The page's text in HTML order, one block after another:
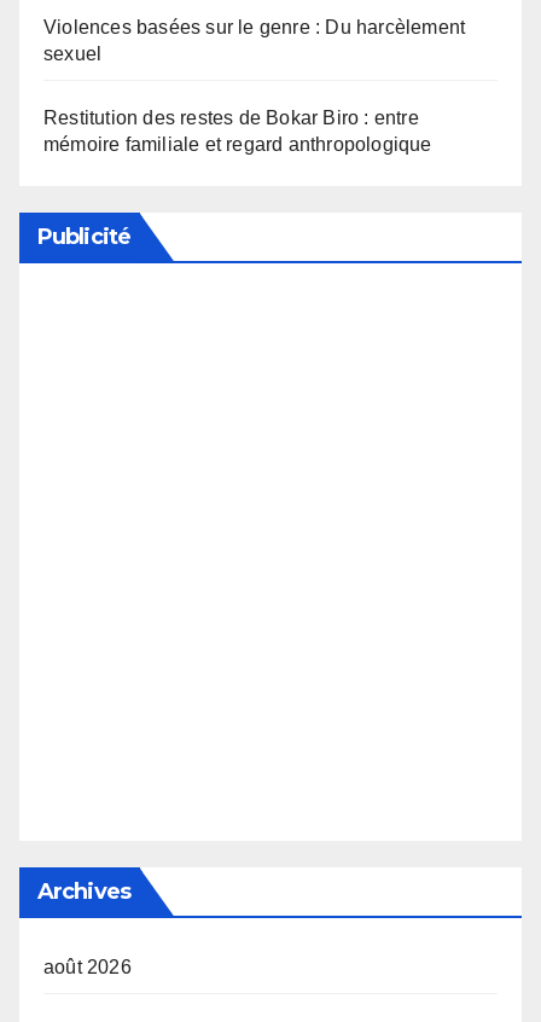
Violences basées sur le genre : Du harcèlement
sexuel
Restitution des restes de Bokar Biro : entre
mémoire familiale et regard anthropologique
Publicité
Archives
août 2026